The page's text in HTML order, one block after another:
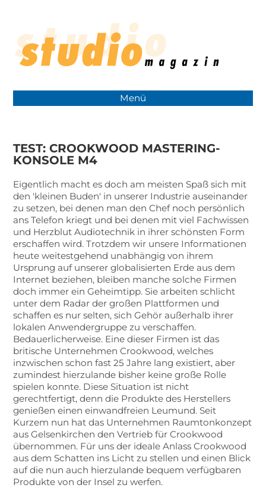
Menü
TEST: CROOKWOOD MASTERING-
KONSOLE M4
Eigentlich macht es doch am meisten Spaß sich mit
den 'kleinen Buden' in unserer Industrie auseinander
zu setzen, bei denen man den Chef noch persönlich
ans Telefon kriegt und bei denen mit viel Fachwissen
und Herzblut Audiotechnik in ihrer schönsten Form
erschaffen wird. Trotzdem wir unsere Informationen
heute weitestgehend unabhängig von ihrem
Ursprung auf unserer globalisierten Erde aus dem
Internet beziehen, bleiben manche solche Firmen
doch immer ein Geheimtipp. Sie arbeiten schlicht
unter dem Radar der großen Plattformen und
schaffen es nur selten, sich Gehör außerhalb ihrer
lokalen Anwendergruppe zu verschaffen.
Bedauerlicherweise. Eine dieser Firmen ist das
britische Unternehmen Crookwood, welches
inzwischen schon fast 25 Jahre lang existiert, aber
zumindest hierzulande bisher keine große Rolle
spielen konnte. Diese Situation ist nicht
gerechtfertigt, denn die Produkte des Herstellers
genießen einen einwandfreien Leumund. Seit
Kurzem nun hat das Unternehmen Raumtonkonzept
aus Gelsenkirchen den Vertrieb für Crookwood
übernommen. Für uns der ideale Anlass Crookwood
aus dem Schatten ins Licht zu stellen und einen Blick
auf die nun auch hierzulande bequem verfügbaren
Produkte von der Insel zu werfen.